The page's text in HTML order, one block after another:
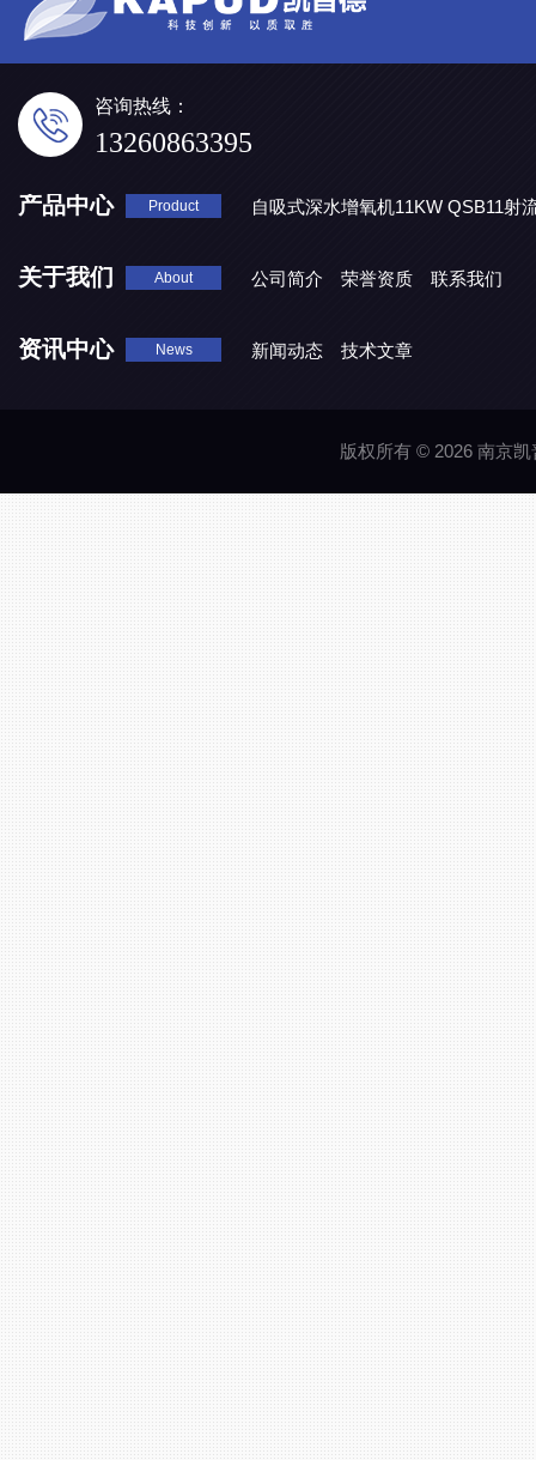
咨询热线：
13260863395
产品中心 Product
自吸式深水增氧机11KW QSB11射
关于我们 About 公司简介 荣誉资质 联系我们
资讯中心 News 新闻动态 技术文章
版权所有 © 2026 南京